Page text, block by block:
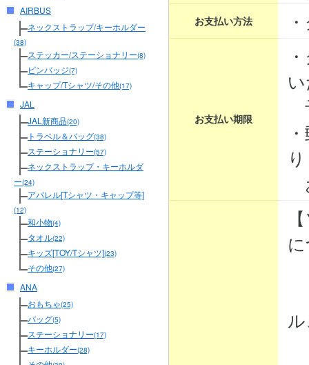
AIRBUS
ネックストラップ/キーホルダー
(38)
ステッカー/ステーショナリー(8)
ピンバッジ(7)
キャップ/Tシャツ/その他(17)
JAL
JAL新商品(20)
トラベル＆バッグ(38)
ステーショナリー(57)
ネックストラップ・キーホルダ
ー(24)
アパレル[Tシャツ・キャップ等]
(12)
和小物(4)
タオル(22)
キッズ[TOY/Tシャツ](23)
その他(27)
ANA
おもちゃ(25)
バッグ(5)
ステーショナリー(17)
キーホルダー(28)
お支払い方法
お支払い期限